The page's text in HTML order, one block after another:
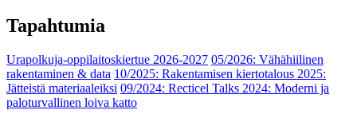
Tapahtumia
Urapolkuja-oppilaitoskiertue 2026-2027 05/2026: Vähähiilinen
rakentaminen & data 10/2025: Rakentamisen kiertotalous 2025:
Jätteistä materiaaleiksi 09/2024: Recticel Talks 2024: Moderni ja
paloturvallinen loiva katto